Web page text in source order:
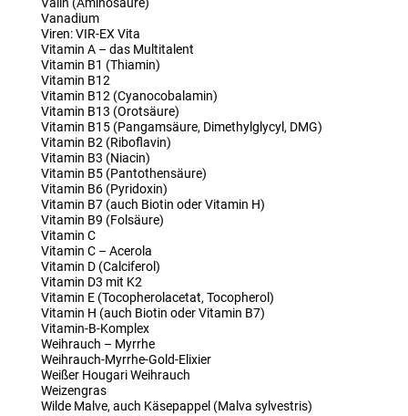
Vanadium
Viren: VIR-EX Vita
Vitamin A – das Multitalent
Vitamin B1 (Thiamin)
Vitamin B12
Vitamin B12 (Cyanocobalamin)
Vitamin B13 (Orotsäure)
Vitamin B15 (Pangamsäure, Dimethylglycyl, DMG)
Vitamin B2 (Riboflavin)
Vitamin B3 (Niacin)
Vitamin B5 (Pantothensäure)
Vitamin B6 (Pyridoxin)
Vitamin B7 (auch Biotin oder Vitamin H)
Vitamin B9 (Folsäure)
Vitamin C
Vitamin C – Acerola
Vitamin D (Calciferol)
Vitamin D3 mit K2
Vitamin E (Tocopherolacetat, Tocopherol)
Vitamin H (auch Biotin oder Vitamin B7)
Vitamin-B-Komplex
Weihrauch – Myrrhe
Weihrauch-Myrrhe-Gold-Elixier
Weißer Hougari Weihrauch
Weizengras
Wilde Malve, auch Käsepappel (Malva sylvestris)